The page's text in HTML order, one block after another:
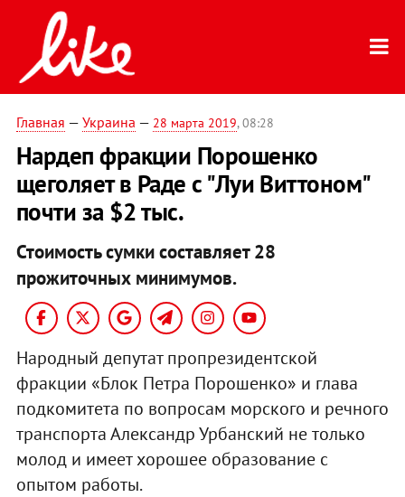
Главная — Украина — 28 марта 2019, 08:28
Нардеп фракции Порошенко
щеголяет в Раде с "Луи Виттоном"
почти за $2 тыс.
Стоимость сумки составляет 28
прожиточных минимумов.
Народный депутат пропрезидентской
фракции «Блок Петра Порошенко» и глава
подкомитета по вопросам морского и речного
транспорта Александр Урбанский не только
молод и имеет хорошее образование с
опытом работы.